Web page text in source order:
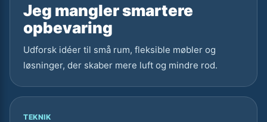
Jeg mangler smartere
opbevaring
Udforsk idéer til små rum, fleksible møbler og
løsninger, der skaber mere luft og mindre rod.
TEKNIK